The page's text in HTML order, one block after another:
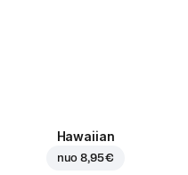
Hawaiian
nuo8,95 €